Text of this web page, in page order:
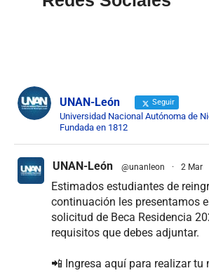
UNAN-León Seguir
Universidad Nacional Autónoma de
Fundada en 1812
UNAN-León @unanleon · 2 Mar
Estimados estudiantes de
continuación les presentamos
solicitud de Beca Residencia
requisitos que debes adjuntar.
📲 Ingresa aquí para realizar tu